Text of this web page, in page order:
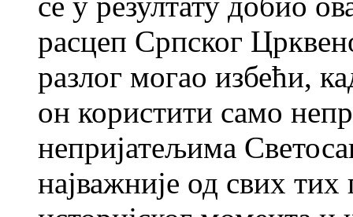
расцеп Српског
разлог могао избећи,
он користити само
непријатељима
најважније од свих